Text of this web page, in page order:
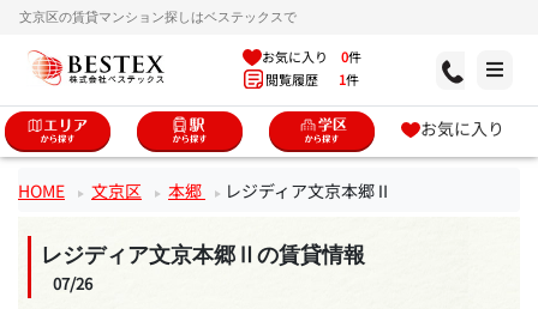
文京区の賃貸マンション探しはベステックスで
お気に入り 0件
閲覧履歴 1件
お気に入り
HOME 文京区 本郷 レジディア文京本郷Ⅱ
レジディア文京本郷Ⅱの賃貸情報
07/26